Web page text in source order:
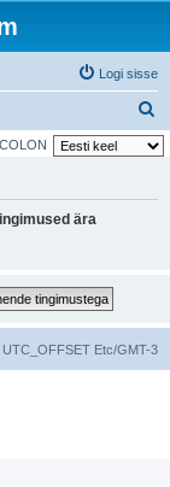
Logi sisse
t
ära
UTC_OFFSET Etc/GMT-3